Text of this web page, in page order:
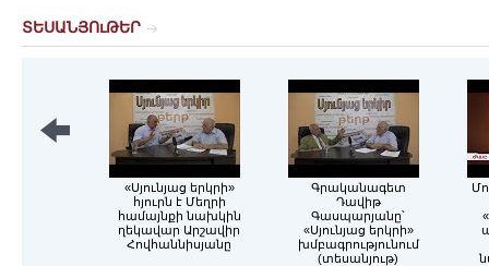
ՏԵՍԱՆՅՈւԹԵՐ
«Սյունյաց երկրի»
հյուրն է Մեղրի
համայնքի նախկին
ղեկավար Արշավիր
Հովհաննիսյանը
Գրականագետ
Դավիթ
Գասպարյանը՝
«Սյունյաց երկրի»
խմբագրությունում
(տեսանյութ)